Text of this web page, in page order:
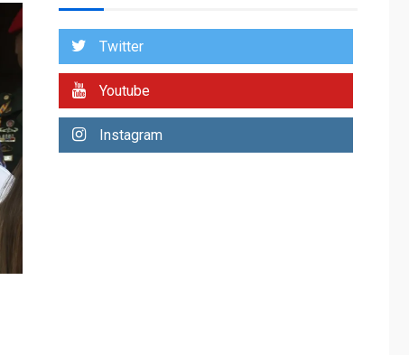
1
POLÍTICA
TITULARES
CNP plantea incluir
Twitter
Youtube
Instagram